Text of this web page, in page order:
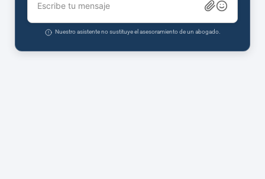
Escribe tu mensaje
Nuestro asistente no sustituye el asesoramiento de un abogado.